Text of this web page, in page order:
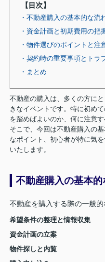
【目次】
・不動産購入の基本的な流
・資金計画と初期費用の把
・物件選びのポイントと注
・契約時の重要事項とトラ
・まとめ
不動産の購入は、多くの方に
きなイベントです。特に初め
を踏めばよいのか、何に注意
そこで、今回は不動産購入の
なポイント、初心者が特に気
いたします。
不動産購入の基本的
不動産を購入する際の一般
希望条件の整理と情報収集
資金計画の立案
物件探しと内覧